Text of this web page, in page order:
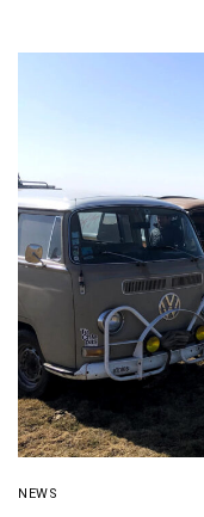
NEWS